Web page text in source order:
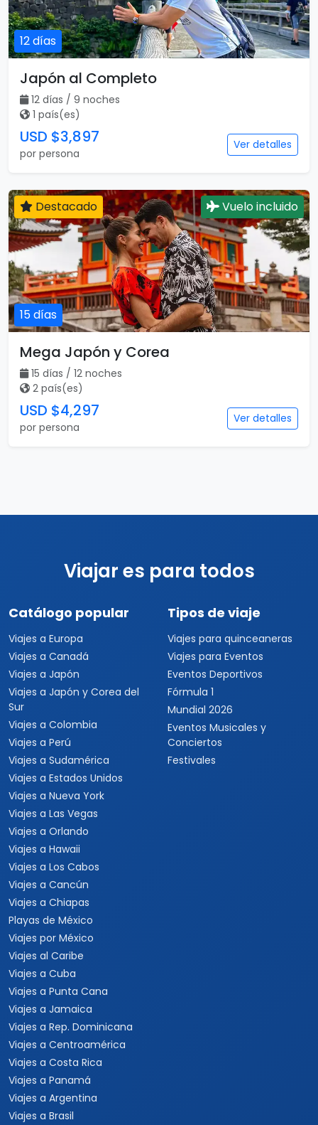
por persona
12 días
Destacado Vuelo incluido
Japón al Completo
12 días / 9 noches
1 país(es)
USD $3,897
por persona
Ver detalles
15 días
Destacado Vuelo incluido
2 país(es)
Viajar es para todos
Catálogo popular
Viajes a Europa
Viajes a Canadá
Viajes a Japón
Viajes a Japón y Corea del
Sur
Viajes a Colombia
Viajes a Perú
Viajes a Sudamérica
Viajes a Estados Unidos
Viajes a Nueva York
Viajes a Las Vegas
Viajes a Orlando
Viajes a Hawaii
Viajes a Los Cabos
Viajes a Cancún
Viajes a Chiapas
Playas de México
Viajes por México
Viajes al Caribe
Viajes a Cuba
Viajes a Punta Cana
Tipos de viaje
Viajes para quinceaneras